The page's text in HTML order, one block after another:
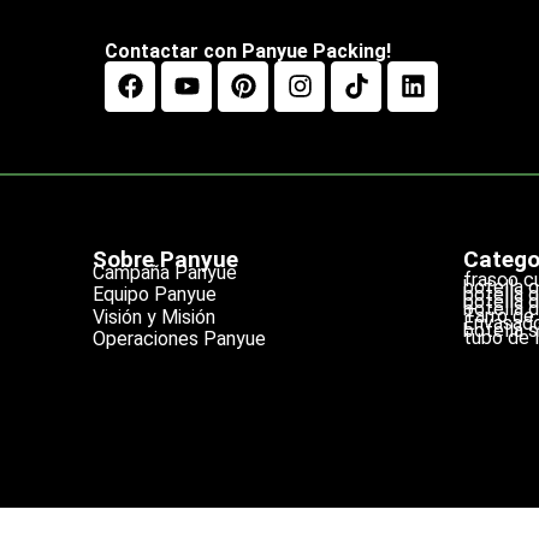
Contactar con Panyue Packing!
Sobre Panyue
Campaña Panyue
Equipo Panyue
Visión y Misión
Operaciones Panyue
frasco
botella
botella
botella
botella
Tarro de
botella
tubo de